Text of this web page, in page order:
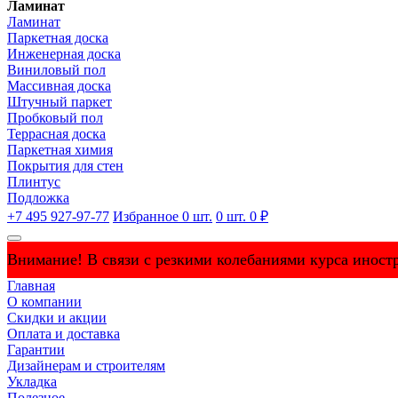
Ламинат
Ламинат
Паркетная доска
Инженерная доска
Виниловый пол
Массивная доска
Штучный паркет
Пробковый пол
Террасная доска
Паркетная химия
Покрытия для стен
Плинтус
Подложка
+7 495 927-97-77 Избранное 0 шт. 0 шт. 0 ₽
Внимание! В связи с резкими колебаниями курса
Главная
О компании
Скидки и акции
Оплата и доставка
Гарантии
Дизайнерам и строителям
Укладка